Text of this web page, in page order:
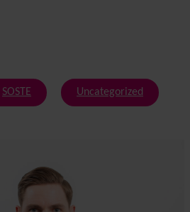
SOSTE Uncategorized